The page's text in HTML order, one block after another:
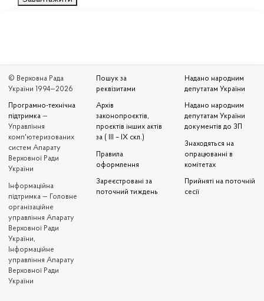
© Верховна Рада
України 1994—2026
Програмно-технічна
підтримка —
Управління
комп'ютеризованих
систем Апарату
Верховної Ради
України
Iнформаційна
підтримка — Головне
організаційне
управління Апарату
Верховної Ради
України,
Інформаційне
управління Апарату
Верховної Ради
України
Пошук за
реквізитами
Архів
законопроєктів,
проєктів інших актів
за ( III – IX скл.)
Правила
оформлення
Зареєстровані за
поточний тиждень
Надано народним
депутатам України
Надано народним
депутатам України
документів до ЗП
Знаходяться на
опрацюванні в
комітетах
Прийняті на поточній
сесії